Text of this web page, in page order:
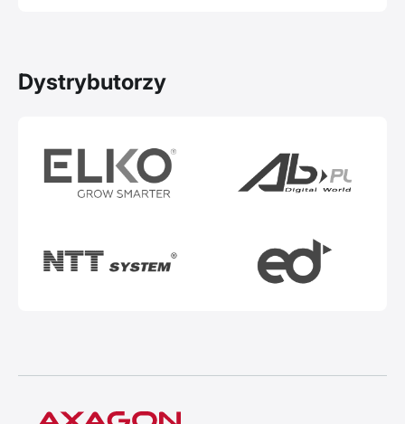
Dystrybutorzy